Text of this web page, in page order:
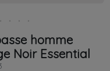
homme
Noir Essential